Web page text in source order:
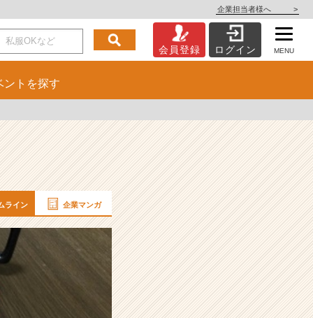
企業担当者様へ >
会員登録 ログイン MENU
ント を探す
ライン 企業マンガ